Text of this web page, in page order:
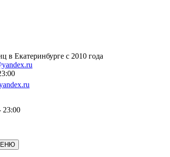
в Екатеринбурге с 2010 года
23:00